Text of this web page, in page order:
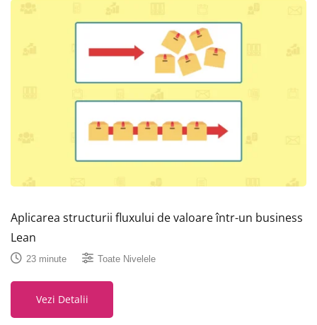
Aplicarea structurii fluxului de valoare într-un business
Lean
23 minute Toate Nivelele
Vezi Detalii